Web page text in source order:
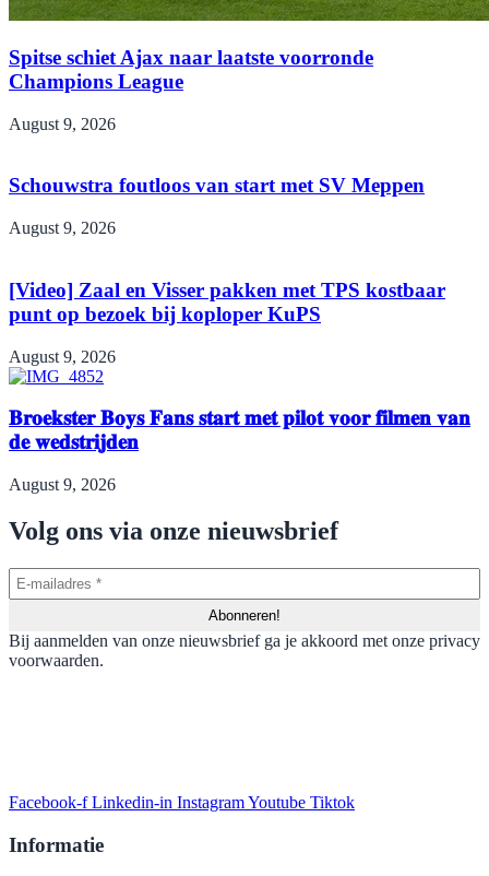
Spitse schiet Ajax naar laatste voorronde
Champions League
August 9, 2026
Schouwstra foutloos van start met SV Meppen
August 9, 2026
[Video] Zaal en Visser pakken met TPS kostbaar
punt op bezoek bij koploper KuPS
August 9, 2026
𝐁𝐫𝐨𝐞𝐤𝐬𝐭𝐞𝐫 𝐁𝐨𝐲𝐬 𝐅𝐚𝐧𝐬 𝐬𝐭𝐚𝐫𝐭 𝐦𝐞𝐭 𝐩𝐢𝐥𝐨𝐭 𝐯𝐨𝐨𝐫 𝐟𝐢𝐥𝐦𝐞𝐧 𝐯𝐚𝐧
𝐝𝐞 𝐰𝐞𝐝𝐬𝐭𝐫𝐢𝐣𝐝𝐞𝐧
August 9, 2026
Volg ons via onze nieuwsbrief
Bij aanmelden van onze nieuwsbrief ga je akkoord met onze privacy
voorwaarden.
Facebook-f Linkedin-in InstagramYoutube Tiktok
Informatie